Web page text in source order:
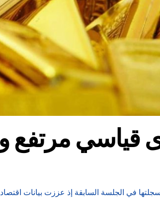
مرتفع
في الجلسة السابقة إذ عززت بيانات